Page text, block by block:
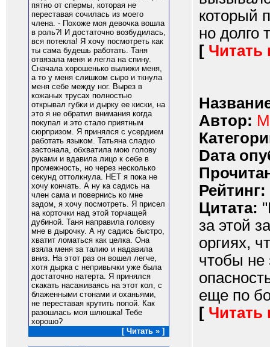
пятно от спермы, которая не
переставая сочилась из моего
члена. - Похоже моя девочка вошла
в роль?! И достаточно возбудилась,
вся потекла! Я хочу посмотреть как
ты сама будешь работать. Таня
отвязала меня и легла на спину.
Сначала хорошенько вылижи меня,
а то у меня слишком сыро и ткнула
меня себе между ног. Вырез в
кожаных трусах полностью
открывал губки и дырку ее киски, на
это я не обратил внимания когда
покупал и это стало приятным
сюрпризом. Я принялся с усердием
работать языком. Татьяна сладко
застонала, обхватила мою голову
руками и вдавила лицо к себе в
промежность, но через несколько
секунд оттолкнула. НЕТ я пока не
хочу кончать. А ну ка садись на
член сама и повернись ко мне
задом, я хочу посмотреть. Я присел
на корточки над этой торчащей
дубиной. Таня направила головку
мне в дырочку. А ну садись быстро,
хватит ломаться как целка. Она
взяла меня за талию и надавила
вниз. На этот раз он вошел легче,
хотя дырка с непривычки уже была
достаточно натерта. Я принялся
скакать насаживаясь на этот кол, с
блаженными стонами и оханьями,
не переставая крутить попой. Как
разошлась моя шлюшка! Тебе
хорошо?
[ Читать » ]
который
но долго
[ Читать
Автор:
Dата
Рейтинг:
Цитата:
за этой
оргиях,
чтобы не
еще по
[ Читать